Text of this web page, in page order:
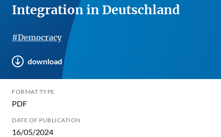
Integration in Deutschland
#Democracy
download
FORMAT TYPE
PDF
DATE OF PUBLICATION
16/05/2024